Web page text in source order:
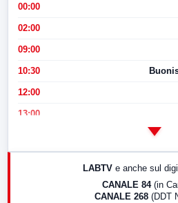
00:00
02:00
09:00
10:30
12:00
13:00
LABTV e anche sul
CANALE 84 (in
CANALE 268 (DDT